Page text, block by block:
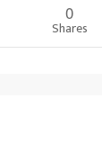
0
Shares